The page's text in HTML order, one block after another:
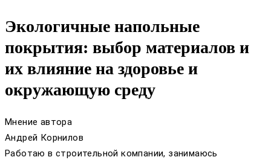
Экологичные напольные
покрытия: выбор материалов и
их влияние на здоровье и
окружающую среду
Мнение автора
Андрей Корнилов
Работаю в строительной компании, занимаюсь